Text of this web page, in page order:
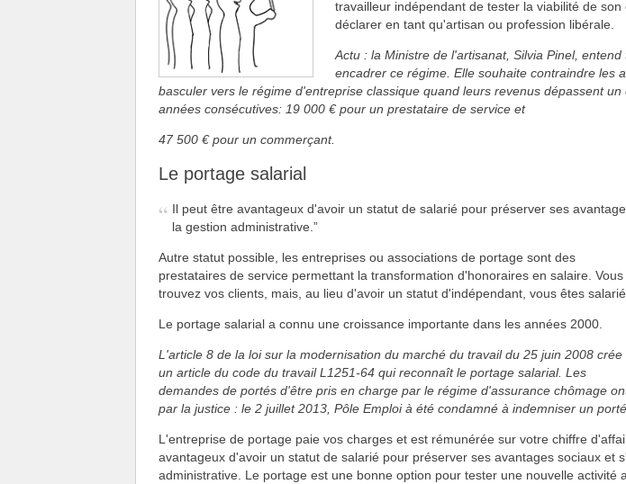
travailleur indépendant de tester la viabilité de
déclarer en tant qu'artisan ou profession libérale.
Actu : la Ministre de l'artisanat, Silvia Pinel,
encadrer ce régime. Elle souhaite contraindre les
basculer vers le régime d'entreprise classique quand leurs revenus dépassent
années consécutives: 19 000 € pour un prestataire de service et
47 500 € pour un commerçant.
Le portage salarial
Il peut être avantageux d'avoir un statut de salarié pour préserver ses
la gestion administrative.
Autre statut possible, les entreprises ou associations de portage sont des
prestataires de service permettant la transformation d'honoraires en salaire. Vous
trouvez vos clients, mais, au lieu d'avoir un statut d'indépendant, vous êtes salarié.
Le portage salarial a connu une croissance importante dans les années 2000.
L'article 8 de la loi sur la modernisation du marché du travail du 25 juin 2008 crée
un article du code du travail L1251-64 qui reconnaît le portage salarial. Les
demandes de portés d'être pris en charge par le régime d'assurance chômage
par la justice : le 2 juillet 2013, Pôle Emploi à été condamné à indemniser un porté.
L'entreprise de portage paie vos charges et est rémunérée sur votre chiffre
avantageux d'avoir un statut de salarié pour préserver ses avantages sociaux et
administrative. Le portage est une bonne option pour tester une nouvelle activité